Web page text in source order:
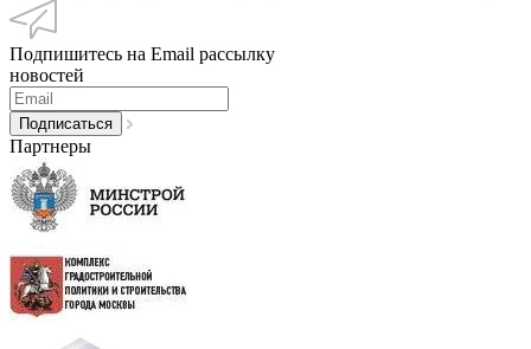
Подпишитесь на Email рассылку
новостей
Партнеры